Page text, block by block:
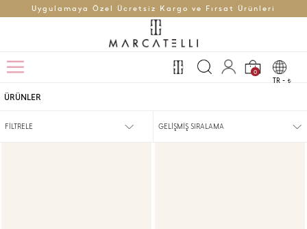
Uygulamaya Özel Ücretsiz Kargo ve Fırsat Ürünleri
0
TR - t
ÜRÜNLER
FİLTRELE